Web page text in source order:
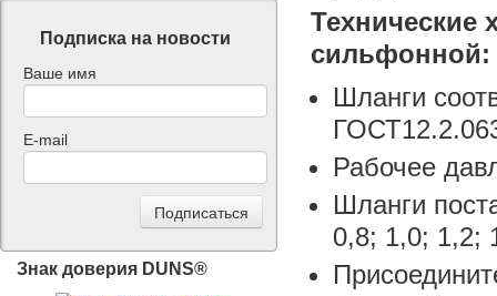
Технические
сильфонной:
Шланги
Рабочее
Шланги
0,8; 1,0; 1,2;
Подписка на новости
Ваше имя
E-mail
Знак доверия DUNS®